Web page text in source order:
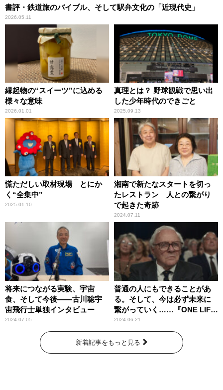
書評・鉄道旅のバイブル、そして駅弁文化の「近現代史」
2026.05.11
縁起物の“スイーツ”に込める
様々な意味
2026.01.01
真理とは？ 野球観戦で思い出
した少年時代のできごと
2025.09.13
慌ただしい取材現場 とにか
く“全集中”
2025.01.10
湘南で新たなスタートを切っ
たレストラン 人との繋がり
で起きた奇跡
2024.07.11
将来につながる実験、宇宙
食、そして今後――古川聡宇
宙飛行士単独インタビュー
2024.07.05
普通の人にもできることがあ
る。そして、今は必ず未来に
繋がっていく……『ONE LIFE
奇跡が繋いだ6000の命』
2024.06.21
新着記事をもっと見る